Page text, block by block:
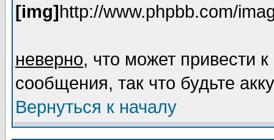
[img]http://www.phpbb.com/
неверно, что может привести
сообщения, так что будьте
Вернуться к началу